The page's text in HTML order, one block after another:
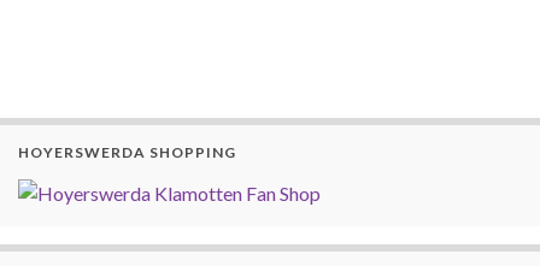
HOYERSWERDA SHOPPING